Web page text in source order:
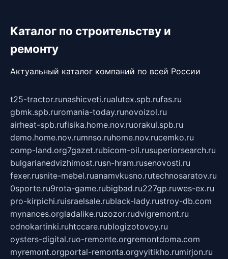
Каталог по строительству и
ремонту
Актуальный каталог компаний по всей России
t25-tractor.runashicveti.rualutex.spb.rufas.ru
gbmk.spb.ruromania-today.runovoizol.ru
airheat-spb.rufisika.home.nov.ruorakul.spb.ru
demo.home.nov.rumnso.ruhome.nov.rucemko.ru
comp-land.org7gazet.rubicom-oil.rusuperiorsearch.ru
bulgarianedvizhimost.rusn-hram.rusenovosti.ru
fexer.rusnite-mebel.ruanamvkusno.rutechnosaratov.ru
0sporte.ru9rota-game.rubigbad.ru227gp.ruwes-ex.ru
pro-kirpichi.ruisraelsale.rublack-lady.rustroy-db.com
mynances.orgladalike.ruzozor.rudvigremont.ru
odnokartinki.ruhtccare.rublogizotovoy.ru
oysters-digital.ruo-remonte.orgremontdoma.com
myremont.orgportal-remonta.orgvyitikho.rumirjon.ru